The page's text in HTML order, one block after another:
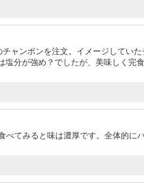
ャンポンを注文。イメージしていた
分が強め？でしたが、美味しく完
べてみると味は濃厚です。全体的に